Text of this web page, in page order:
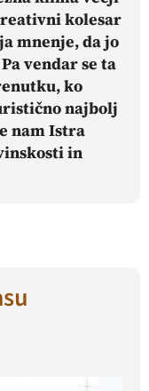
kolesar
mnenje, da jo
vendar se ta
ko
najbolj
nam Istra
in